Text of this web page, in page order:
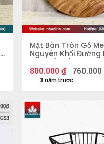
Mặt Bàn Tròn Gỗ
Nguyên Khối Đường
Dày 5 (cm)
3 năm trước
800.000₫ 760.000